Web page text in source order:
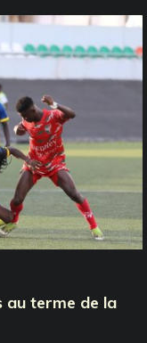
au terme de la